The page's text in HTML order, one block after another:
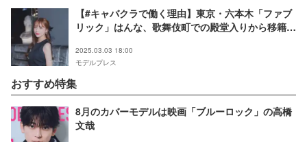
【#キャバクラで働く理由】東京・六本木「ファブ
リック」はんな、歌舞伎町での殿堂入りから移籍 5
2025.03.03 18:00
モデルプレス
おすすめ特集
8月のカバーモデルは映画「ブルーロック」の高橋
文哉